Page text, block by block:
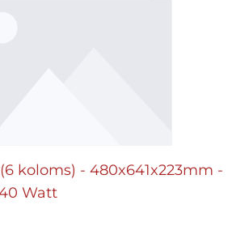
koloms) - 480x641x223mm -
Watt